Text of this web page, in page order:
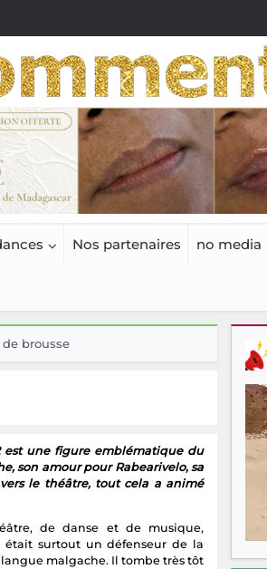
Nos partenaires no media
brousse
est une figure emblématique du
son amour pour Rabearivelo, sa
le théâtre, tout cela a animé
de danse et de musique,
était surtout un défenseur de la
malgache. Il tombe très tôt